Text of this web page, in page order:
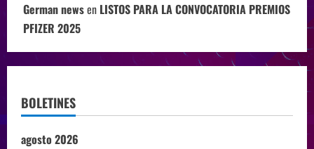
German newsen LISTOS PARA LA CONVOCATORIA PREMIOS
PFIZER 2025
BOLETINES
agosto 2026